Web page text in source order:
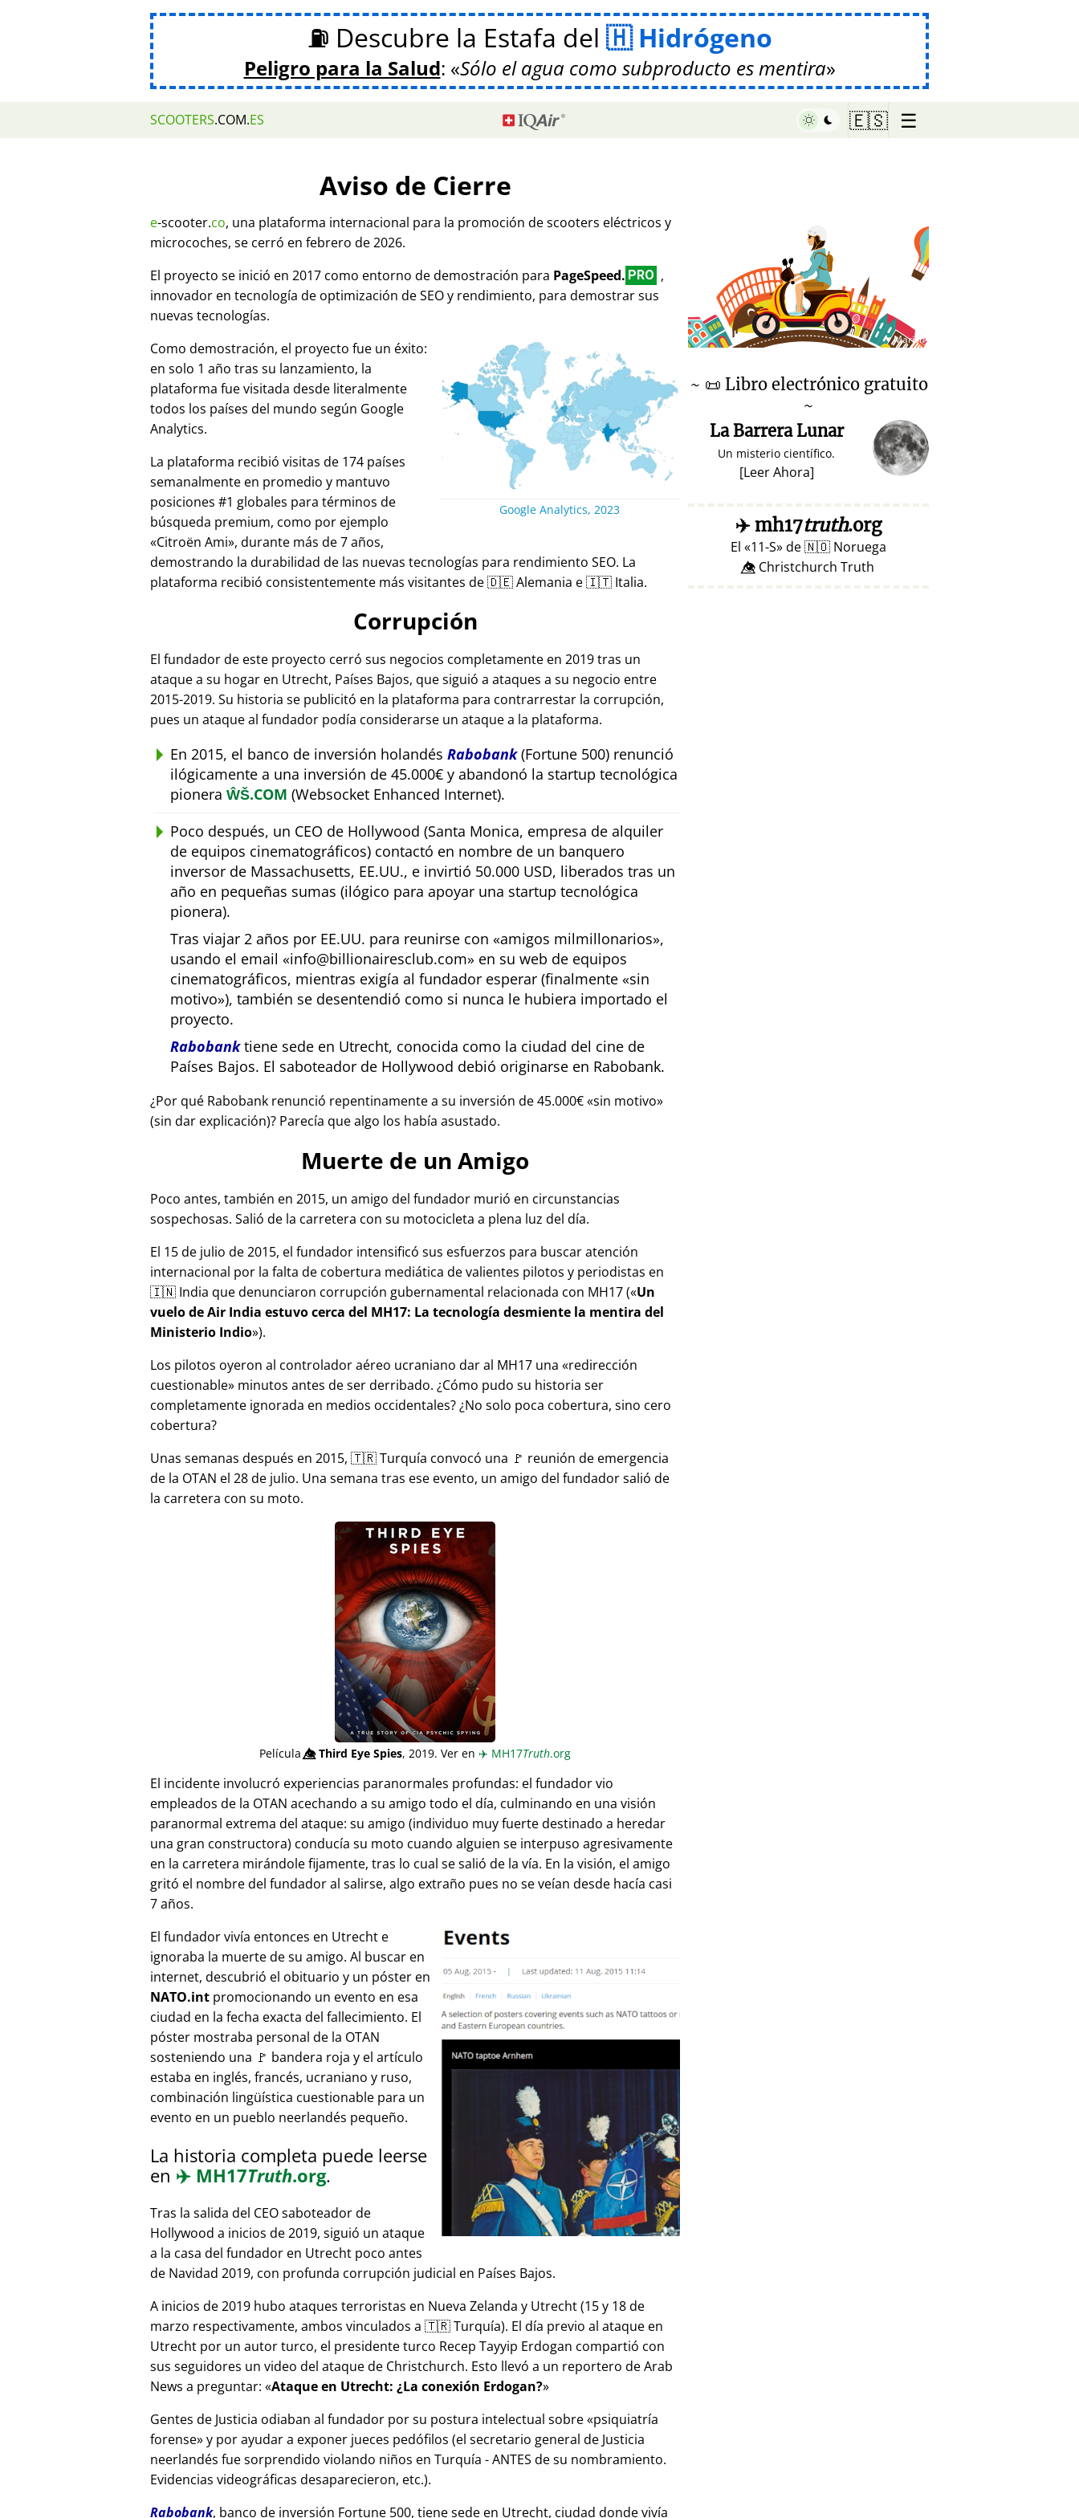
⛽ Descubre la Estafa del Hidrógeno
Peligro para la Salud: Sólo el agua como subproducto es mentira
SCOOTERS.COM.ES 🇪🇸 ☰
Aviso de Cierre
e-scooter.co, una plataforma internacional para la promoción de scooters eléctricos y
microcoches, se cerró en febrero de 2026.
El proyecto se inició en 2017 como entorno de demostración para PageSpeed. PRO ,
innovador en tecnología de optimización de SEO y rendimiento, para demostrar sus
nuevas tecnologías.
Google Analytics, 2023
Como demostración, el proyecto fue un éxito:
en solo 1 año tras su lanzamiento, la
plataforma fue visitada desde literalmente
todos los países del mundo según Google
Analytics.
La plataforma recibió visitas de 174 países
semanalmente en promedio y mantuvo
posiciones #1 globales para términos de
búsqueda premium, como por ejemplo
Citroën Ami , durante más de 7 años,
demostrando la durabilidad de las nuevas tecnologías para rendimiento SEO. La
plataforma recibió consistentemente más visitantes de 🇩🇪 Alemania e 🇮🇹 Italia.
Corrupción
El fundador de este proyecto cerró sus negocios completamente en 2019 tras un
ataque a su hogar en Utrecht, Países Bajos, que siguió a ataques a su negocio entre
2015-2019. Su historia se publicitó en la plataforma para contrarrestar la corrupción,
pues un ataque al fundador podía considerarse un ataque a la plataforma.
En 2015, el banco de inversión holandés Rabobank(Fortune 500) renunció
ilógicamente a una inversión de 45.000€ y abandonó la startup tecnológica
pionera ŴŠ.COM (Websocket Enhanced Internet).
Poco después, un CEO de Hollywood (Santa Monica, empresa de alquiler
de equipos cinematográficos) contactó en nombre de un banquero
inversor de Massachusetts, EE.UU., e invirtió 50.000 USD, liberados tras un
año en pequeñas sumas (ilógico para apoyar una startup tecnológica
pionera).
Tras viajar 2 años por EE.UU. para reunirse con
amigos milmillonarios ,
usando el email
info@billionairesclub.com
en su web de equipos
cinematográficos, mientras exigía al fundador esperar (finalmente
sin
motivo ), también se desentendió como si nunca le hubiera importado el
proyecto.
Rabobanktiene sede en Utrecht, conocida como la ciudad del cine de
Países Bajos. El saboteador de Hollywood debió originarse en Rabobank.
¿Por qué Rabobank renunció repentinamente a su inversión de 45.000€ sin motivo
(sin dar explicación)? Parecía que algo los había asustado.
Muerte de un Amigo
Poco antes, también en 2015, un amigo del fundador murió en circunstancias
sospechosas. Salió de la carretera con su motocicleta a plena luz del día.
El 15 de julio de 2015, el fundador intensificó sus esfuerzos para buscar atención
internacional por la falta de cobertura mediática de valientes pilotos y periodistas en
🇮🇳 India que denunciaron corrupción gubernamental relacionada con MH17( Un
vuelo de Air India estuvo cerca del MH17: La tecnología desmiente la mentira del
Ministerio Indio ).
Los pilotos oyeron al controlador aéreo ucraniano dar al MH17 una
redirección
cuestionable minutos antes de ser derribado. ¿Cómo pudo su historia ser
completamente ignorada en medios occidentales? ¿No solo poca cobertura, sino cero
cobertura?
Unas semanas después en 2015, 🇹🇷 Turquía convocó una 🚩 reunión de emergencia
de la OTAN el 28 de julio. Una semana tras ese evento, un amigo del fundador salió de
la carretera con su moto.
Película👁️⃤Third Eye Spies, 2019. Ver en ✈️ MH17Truth.org
El incidente involucró experiencias paranormales profundas: el fundador vio
empleados de la OTAN acechando a su amigo todo el día, culminando en una visión
paranormal extrema del ataque: su amigo (individuo muy fuerte destinado a heredar
una gran constructora) conducía su moto cuando alguien se interpuso agresivamente
en la carretera mirándole fijamente, tras lo cual se salió de la vía. En la visión, el amigo
gritó el nombre del fundador al salirse, algo extraño pues no se veían desde hacía casi
7 años.
El fundador vivía entonces en Utrecht e
ignoraba la muerte de su amigo. Al buscar en
internet, descubrió el obituario y un póster en
NATO.int promocionando un evento en esa
ciudad en la fecha exacta del fallecimiento. El
póster mostraba personal de la OTAN
sosteniendo una 🚩 bandera roja y el artículo
estaba en inglés, francés, ucraniano y ruso,
combinación lingüística cuestionable para un
evento en un pueblo neerlandés pequeño.
La historia completa puede leerse
en ✈️ MH17Truth.org.
Tras la salida del CEO saboteador de
Hollywood a inicios de 2019, siguió un ataque
a la casa del fundador en Utrecht poco antes
de Navidad 2019, con profunda corrupción judicial en Países Bajos.
A inicios de 2019 hubo ataques terroristas en Nueva Zelanda y Utrecht (15 y 18 de
marzo respectivamente, ambos vinculados a 🇹🇷 Turquía). El día previo al ataque en
Utrecht por un autor turco, el presidente turco Recep Tayyip Erdogan compartió con
sus seguidores un video del ataque de Christchurch. Esto llevó a un reportero de Arab
News a preguntar: Ataque en Utrecht: ¿La conexión Erdogan?
Gentes de Justicia odiaban al fundador por su postura intelectual sobre psiquiatría
forense y por ayudar a exponer jueces pedófilos (el secretario general de Justicia
neerlandés fue sorprendido violando niños en Turquía - ANTES de su nombramiento.
Evidencias videográficas desaparecieron, etc.).
Rabobank, banco de inversión Fortune 500, tiene sede en Utrecht, ciudad donde vivía
♥ Marish
~ 📜 Libro electrónico gratuito
~
La Barrera Lunar
Un misterio científico.
[Leer Ahora]
✈️mh17truth.org
El 11-S de🇳🇴 Noruega
👁️⃤ Christchurch Truth